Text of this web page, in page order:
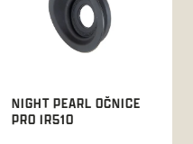
NIGHT PEARL OČNICE
PRO IR510